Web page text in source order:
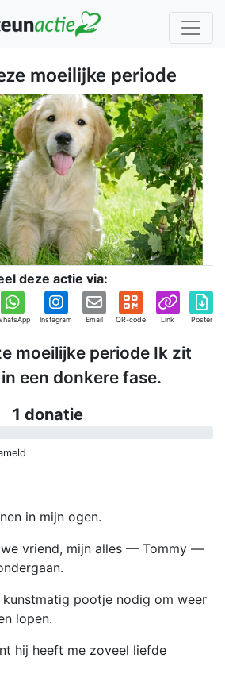
moeilijke periode
deze actie via:
Instagram Email QR-code Link Poster
moeilijke periode Ik zit
een donkere fase.
1 donatie
in mijn ogen.
vriend, mijn alles — Tommy —
kunstmatig pootje nodig om weer
lopen.
hij heeft me zoveel liefde